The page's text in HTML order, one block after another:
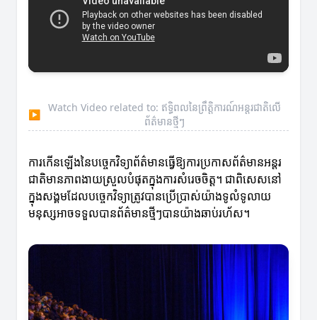
▶
Watch Video related to: ឥទ្ធិពលនៃព្រឹត្តិការណ៍អន្ដរជាតិលើ
ព័ត៌មានថ្មីៗ
ការកើនឡើងនៃបច្ចេកវិទ្យាព័ត៌មានធ្វើឱ្យការប្រកាសព័ត៌មានអន្ដរ
ជាតិមានភាពងាយស្រួលបំផុតក្នុងការសំរេចចិត្ត។ ជាពិសេសនៅ
ក្នុងសង្គមដែលបច្ចេកវិទ្យាត្រូវបានប្រើប្រាស់យ៉ាងទូលំទូលាយ
មនុស្សអាចទទួលបានព័ត៌មានថ្មីៗបានយ៉ាងឆាប់រហ័ស។